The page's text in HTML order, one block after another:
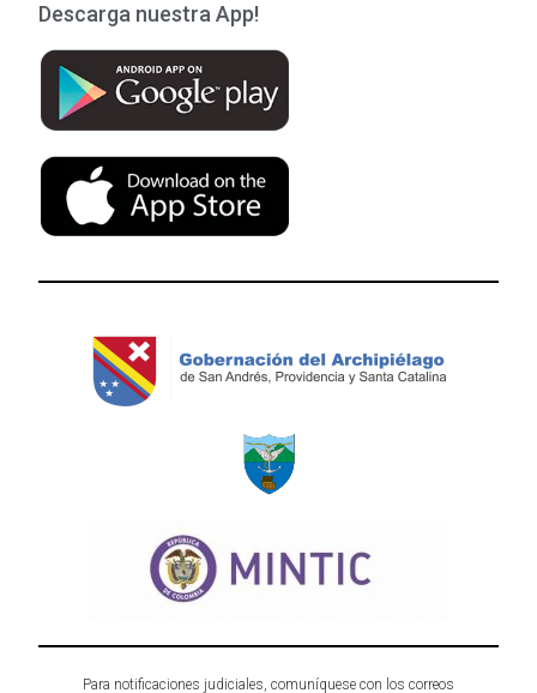
Descarga nuestra App!
Para notificaciones judiciales, comuníquese con los correos